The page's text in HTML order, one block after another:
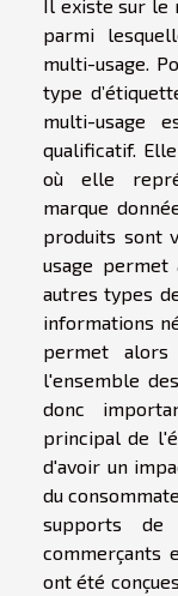
Il existe sur le
parmi
multi-usage.
type
multi-usage
qualificatif.
où elle
marque
produits sont
usage permet
autres types
informations
permet alors
l'ensemble
donc
principal de
d'avoir un
du
supports de
commerçants
ont été